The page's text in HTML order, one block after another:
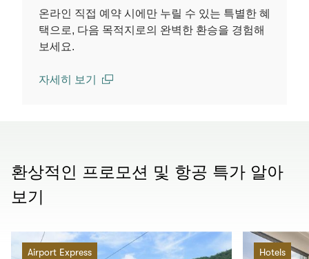
온라인 직접 예약 시에만 누릴 수 있는 특별한 혜
택으로, 다음 목적지로의 완벽한 환승을 경험해
보세요.
자세히 보기
환상적인 프로모션 및 항공 특가 알아
보기
Airport Express Hotels